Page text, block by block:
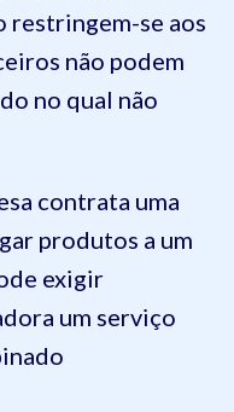
restringem-se aos
não podem
no qual não
contrata uma
produtos a um
exigir
um serviço